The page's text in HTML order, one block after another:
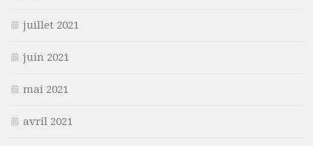
juillet 2021
juin 2021
mai 2021
avril 2021